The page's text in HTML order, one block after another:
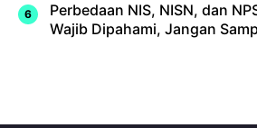
Perbedaan NIS, NISN, dan
Wajib Dipahami, Jangan